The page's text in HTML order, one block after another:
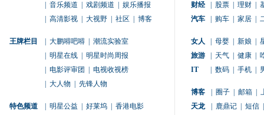
音乐频道 戏剧频道
娱乐播报
高清影视 大视野 社区 博客
王牌栏目 大鹏嘚吧嘚
潮流实验室
明星在线
明星时尚周报
电影评审团
电视收视榜
大人物 先锋人物
特色频道 明星公益 好莱坞
香港电影
财经
股票 理财
汽车
购车 家居
女人 母婴 新娘
旅游
天气 健康
IT
数码 手机
博客 圈子 邮箱
天龙
鹿鼎记 短信